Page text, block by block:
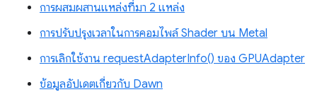
การผสมผสานแหล่งที่มา 2 แหล่ง
การปรับปรุงเวลาในการคอมไพล์ Shader บน Metal
การเลิกใช้งาน requestAdapterInfo() ของ GPUAdapter
ข้อมูลอัปเดตเกี่ยวกับ Dawn